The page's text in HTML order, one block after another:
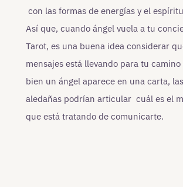
con las formas de energías y el
Así que, cuando ángel vuela a tu
Tarot, es una buena idea considerar
mensajes está llevando para tu camino
bien un ángel aparece en una carta,
aledañas podrían articular cuál es el
que está tratando de comunicarte.